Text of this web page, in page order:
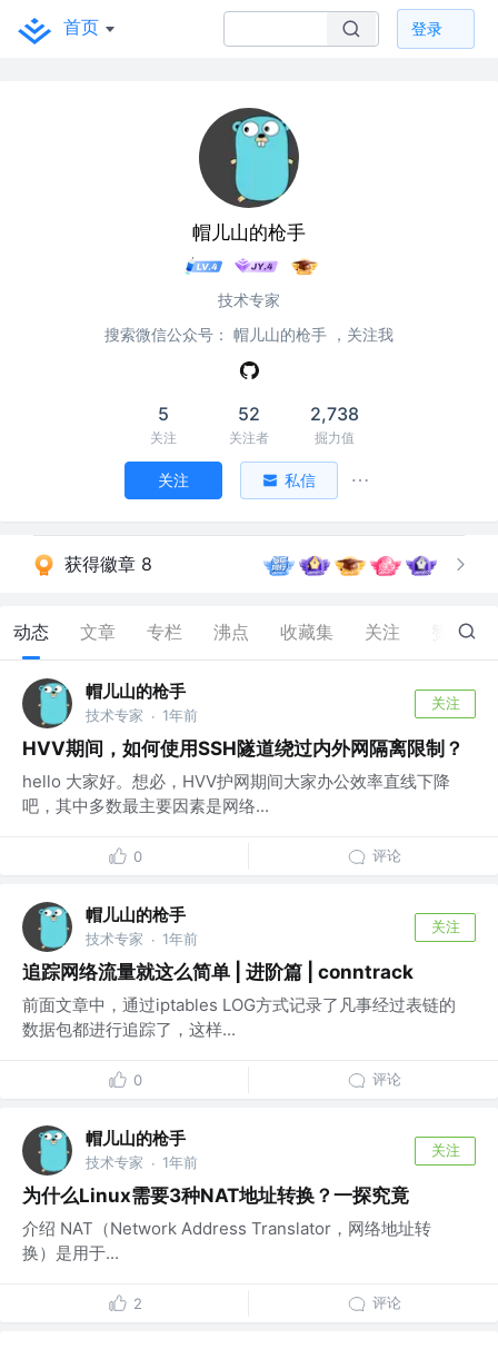
首页 登录
帽儿山的枪手
技术专家
搜索微信公众号： 帽儿山的枪手 ，关注我
5
关注
52
关注者
2,738
掘力值
关注 私信
获得徽章 8
动态 文章 专栏 沸点 收藏集 关注 20
帽儿山的枪手
技术专家 · 1年前
关注
HVV期间，如何使用SSH隧道绕过内外网隔离限制？
hello 大家好。想必，HVV护网期间大家办公效率直线下降
吧，其中多数最主要因素是网络...
0 评论
帽儿山的枪手
技术专家 · 1年前
关注
追踪网络流量就这么简单 | 进阶篇 | conntrack
前面文章中，通过iptables LOG方式记录了凡事经过表链的
数据包都进行追踪了，这样...
0 评论
帽儿山的枪手
技术专家 · 1年前
关注
为什么Linux需要3种NAT地址转换？一探究竟
介绍 NAT（Network Address Translator，网络地址转
换）是用于...
2 评论